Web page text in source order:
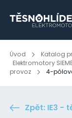
Úvod Katalog
Elektromotory
provoz
4-
Zpět: IE3 -